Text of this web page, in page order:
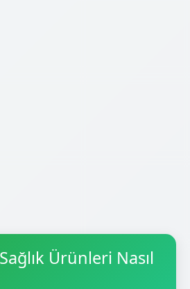
Ürünleri Nasıl